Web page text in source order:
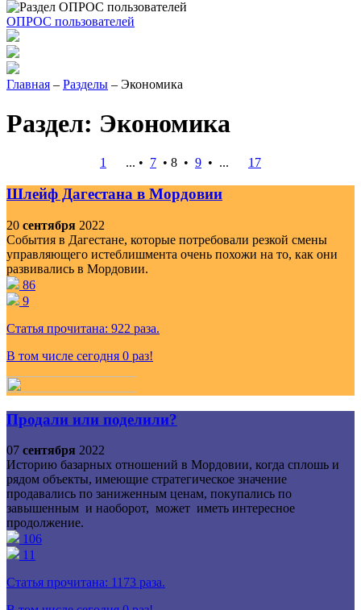
ОПРОС пользователей
Главная – Разделы – Экономика
Раздел: Экономика
1 ... • 7 • 8 • 9 • ... 17
Шлейф Дагестана в Мордовии
20 сентября 2022
События в Дагестане, которые потребовали резкой смены
управляющего истеблишмента очень похожи на то, как они
развивались в Мордовии.
86
9
Статья прочитана: 922 раза.
В том числе сегодня 0 раз!
Продали или поделили?
07 сентября 2022
Историю базарных отношений в Мордовии, когда сплошь и
рядом объекты, имеющие стратегическое значение
продавались по заниженным ценам, покупались по
завышенным и наоборот, может иметь интересное
продолжение.
106
11
Статья прочитана: 1173 раза.